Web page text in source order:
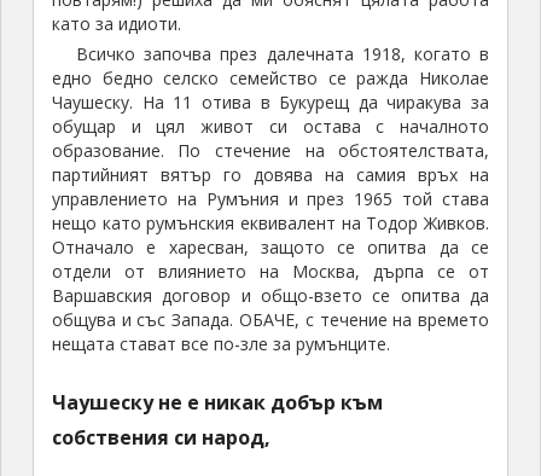
като за идиоти.
Всичко започва през далечната 1918, когато в
едно бедно селско семейство се ражда Николае
Чаушеску. На 11 отива в Букурещ да чиракува за
обущар и цял живот си остава с началното
образование. По стечение на обстоятелствата,
партийният вятър го довява на самия връх на
управлението на Румъния и през 1965 той става
нещо като румънския еквивалент на Тодор Живков.
Отначало е харесван, защото се опитва да се
отдели от влиянието на Москва, дърпа се от
Варшавския договор и общо-взето се опитва да
общува и със Запада. ОБАЧЕ, с течение на времето
нещата стават все по-зле за румънците.
Чаушеску не е никак добър към
собствения си народ,